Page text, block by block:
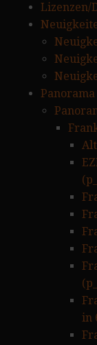
Lizenzen/
Panorama
in